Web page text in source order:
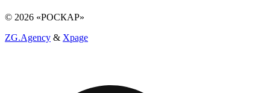
© 2026 «РОСКАР»
ZG.Agency & Xpage